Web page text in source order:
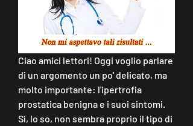
Ciao amici lettori! Oggi voglio parlare
di un argomento un po' delicato, ma
molto importante: l'ipertrofia
prostatica benigna e i suoi sintomi.
Sì, lo so, non sembra proprio il tipo di